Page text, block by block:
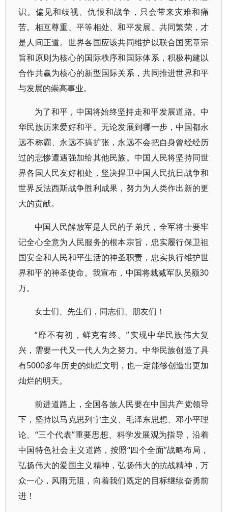
识。偏见和歧视、仇恨和战争，只会带来灾难和痛
苦。相互尊重、平等相处、和平发展、共同繁荣，才
是人间正道。世界各国应该共同维护以联合国宪章宗
旨和原则为核心的国际秩序和国际体系，积极构建以
合作共赢为核心的新型国际关系，共同推进世界和平
与发展的崇高事业。
为了和平，中国将始终坚持走和平发展道路。中
华民族历来爱好和平。无论发展到哪一步，中国都永
远不称霸、永远不搞扩张，永远不会把自身曾经经历
过的悲惨遭遇强加给其他民族。中国人民将坚持同世
界各国人民友好相处，坚决捍卫中国人民抗日战争和
世界反法西斯战争胜利成果，努力为人类作出新的更
大的贡献。
中国人民解放军是人民的子弟兵，全军将士要牢
记全心全意为人民服务的根本宗旨，忠实履行保卫祖
国安全和人民和平生活的神圣职责，忠实执行维护世
界和平的神圣使命。我宣布，中国将裁减军队员额30
万。
女士们、先生们，同志们、朋友们！
“靡不有初，鲜克有终。”实现中华民族伟大复
兴，需要一代又一代人为之努力。中华民族创造了具
有5000多年历史的灿烂文明，也一定能够创造出更加
灿烂的明天。
前进道路上，全国各族人民要在中国共产党领导
下，坚持以马克思列宁主义、毛泽东思想、邓小平理
论、“三个代表”重要思想、科学发展观为指导，沿着
中国特色社会主义道路，按照“四个全面”战略布局，
弘扬伟大的爱国主义精神，弘扬伟大的抗战精神，万
众一心，风雨无阻，向着我们既定的目标继续奋勇前
进！